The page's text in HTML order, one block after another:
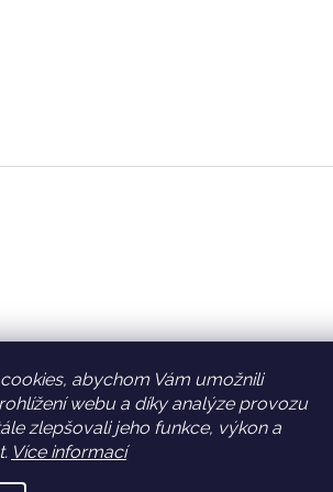
abychom Vám umožnili
webu a díky analýze provozu
zlepšovali jeho funkce, výkon a
Více informací
Facebook Věrnostní slevy